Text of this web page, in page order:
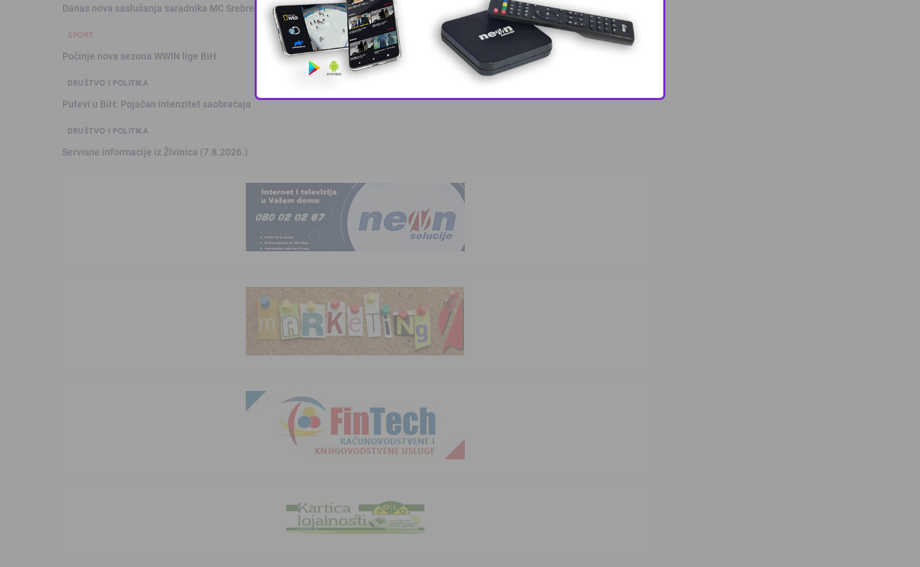
Danas nova saslušanja saradnika MC Srebrenica
SPORT
Počinje nova sezona WWIN lige BiH
DRUŠTVO I POLITIKA
Putevi u BiH: Pojačan intenzitet saobraćaja
DRUŠTVO I POLITIKA
Servisne informacije iz Živinica (7.8.2026.)